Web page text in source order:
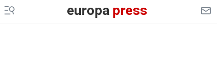
europapress